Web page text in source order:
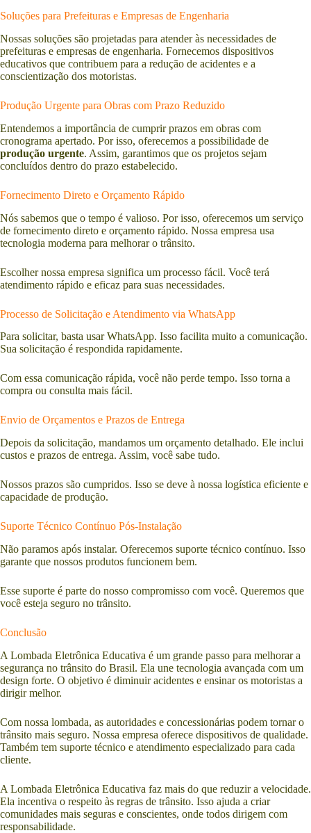
Soluções para Prefeituras e Empresas de Engenharia
Nossas soluções são projetadas para atender às necessidades de
prefeituras e empresas de engenharia. Fornecemos dispositivos
educativos que contribuem para a redução de acidentes e a
conscientização dos motoristas.
Produção Urgente para Obras com Prazo Reduzido
Entendemos a importância de cumprir prazos em obras com
cronograma apertado. Por isso, oferecemos a possibilidade de
produção urgente. Assim, garantimos que os projetos sejam
concluídos dentro do prazo estabelecido.
Fornecimento Direto e Orçamento Rápido
Nós sabemos que o tempo é valioso. Por isso, oferecemos um serviço
de fornecimento direto e orçamento rápido. Nossa empresa usa
tecnologia moderna para melhorar o trânsito.
Escolher nossa empresa significa um processo fácil. Você terá
atendimento rápido e eficaz para suas necessidades.
Processo de Solicitação e Atendimento via WhatsApp
Para solicitar, basta usar WhatsApp. Isso facilita muito a comunicação.
Sua solicitação é respondida rapidamente.
Com essa comunicação rápida, você não perde tempo. Isso torna a
compra ou consulta mais fácil.
Envio de Orçamentos e Prazos de Entrega
Depois da solicitação, mandamos um orçamento detalhado. Ele inclui
custos e prazos de entrega. Assim, você sabe tudo.
Nossos prazos são cumpridos. Isso se deve à nossa logística eficiente e
capacidade de produção.
Suporte Técnico Contínuo Pós-Instalação
Não paramos após instalar. Oferecemos suporte técnico contínuo. Isso
garante que nossos produtos funcionem bem.
Esse suporte é parte do nosso compromisso com você. Queremos que
você esteja seguro no trânsito.
Conclusão
A Lombada Eletrônica Educativa é um grande passo para melhorar a
segurança no trânsito do Brasil. Ela une tecnologia avançada com um
design forte. O objetivo é diminuir acidentes e ensinar os motoristas a
dirigir melhor.
Com nossa lombada, as autoridades e concessionárias podem tornar o
trânsito mais seguro. Nossa empresa oferece dispositivos de qualidade.
Também tem suporte técnico e atendimento especializado para cada
cliente.
A Lombada Eletrônica Educativa faz mais do que reduzir a velocidade.
Ela incentiva o respeito às regras de trânsito. Isso ajuda a criar
comunidades mais seguras e conscientes, onde todos dirigem com
responsabilidade.